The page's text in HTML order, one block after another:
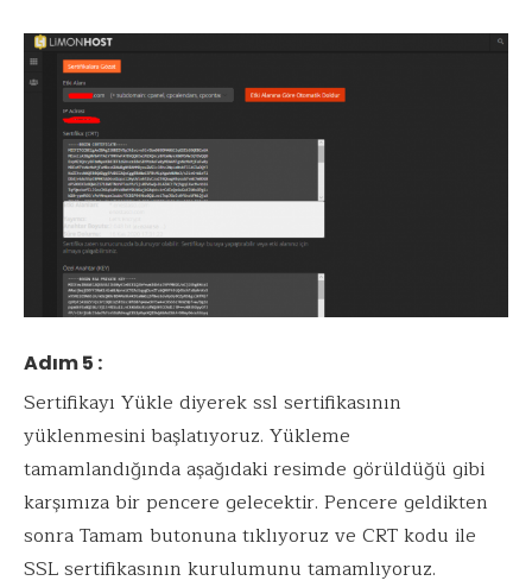
Adım 5 :
Sertifikayı Yükle diyerek ssl sertifikasının
yüklenmesini başlatıyoruz. Yükleme
tamamlandığında aşağıdaki resimde görüldüğü gibi
karşımıza bir pencere gelecektir. Pencere geldikten
sonra Tamam butonuna tıklıyoruz ve CRT kodu ile
SSL sertifikasının kurulumunu tamamlıyoruz.